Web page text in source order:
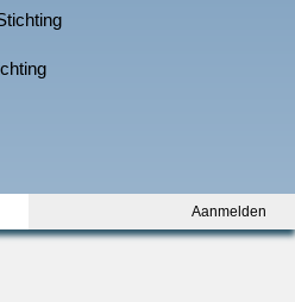
Aanmelden